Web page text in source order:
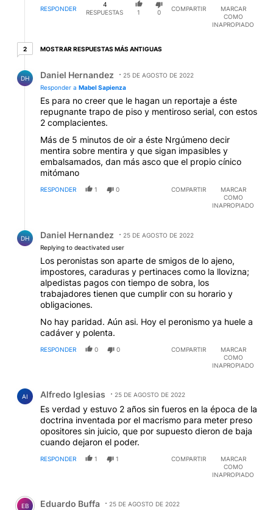
RESPONDER
4
RESPUESTAS
1 0
COMPARTIR
MARCAR
COMO
INAPROPIADO
22 respuestas más antiguas
MOSTRAR RESPUESTAS MÁS ANTIGUAS
DH Daniel Hernandez
25 DE AGOSTO DE 2022
Responder a Mabel Sapienza
Es para no creer que le hagan un reportaje a éste
repugnante trapo de piso y mentiroso serial, con estos
2 complacientes.
Más de 5 minutos de oir a éste Nrgúmeno decir
mentira sobre mentira y que sigan impasibles y
embalsamados, dan más asco que el propio cínico
mitómano
RESPONDER 1 0 COMPARTIR
MARCAR
COMO
INAPROPIADO
DH Daniel Hernandez
25 DE AGOSTO DE 2022
Replying to deactivated user
Los peronistas son aparte de smigos de lo ajeno,
impostores, caraduras y pertinaces como la llovizna;
alpedistas pagos con tiempo de sobra, los
trabajadores tienen que cumplir con su horario y
obligaciones.
No hay paridad. Aún asi. Hoy el peronismo ya huele a
cadáver y polenta.
RESPONDER 0 0 COMPARTIR
MARCAR
COMO
INAPROPIADO
AI Alfredo Iglesias 25 DE AGOSTO DE 2022
Es verdad y estuvo 2 años sin fueros en la época de la
doctrina inventada por el macrismo para meter preso
opositores sin juicio, que por supuesto dieron de baja
cuando dejaron el poder.
RESPONDER 1 1 COMPARTIR
MARCAR
COMO
INAPROPIADO
Comentario de Eduardo Buffa.
EB Eduardo Buffa 25 DE AGOSTO DE 2022